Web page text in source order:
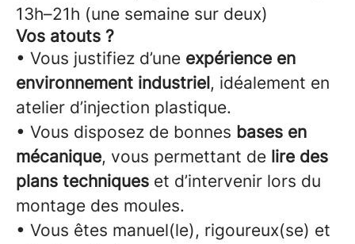
13h–21h (une semaine sur deux)
Vos atouts ?
• Vous justifiez d’une expérience en
environnement industriel, idéalement en
atelier d’injection plastique.
• Vous disposez de bonnes bases en
mécanique, vous permettant de lire des
plans techniques et d’intervenir lors du
montage des moules.
• Vous êtes manuel(le), rigoureux(se) et